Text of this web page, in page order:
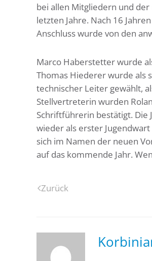
bei allen Mitgliedern und
letzten Jahre. Nach 16
Anschluss wurde von den
Marco Haberstetter wurde
Thomas Hiederer wurde als
technischer Leiter gewählt,
Stellvertreterin wurden
Schriftführerin bestätigt. Die
wieder als erster
sich im Namen der neuen
auf das kommende Jahr.
Zurück